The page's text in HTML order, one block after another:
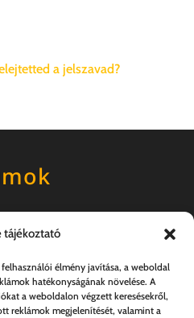
tájékoztató
élmény javítása, a weboldal
hatékonyságának növelése. A
a weboldalon végzett keresésekről,
reklámok megjelenítését, valamint a
a jelszavad?